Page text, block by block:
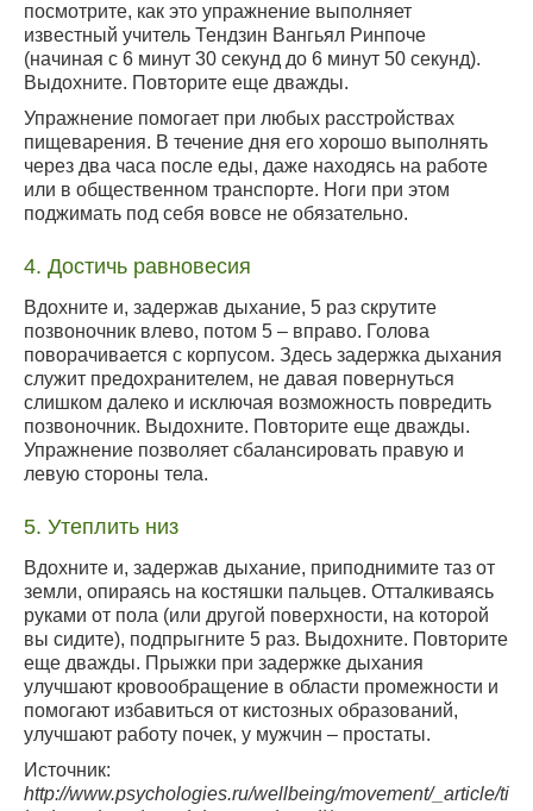
посмотрите, как это упражнение выполняет
известный учитель Тендзин Вангьял Ринпоче
(начиная с 6 минут 30 секунд до 6 минут 50 секунд).
Выдохните. Повторите еще дважды.
Упражнение помогает при любых расстройствах
пищеварения. В течение дня его хорошо выполнять
через два часа после еды, даже находясь на работе
или в общественном транспорте. Ноги при этом
поджимать под себя вовсе не обязательно.
4. Достичь равновесия
Вдохните и, задержав дыхание, 5 раз скрутите
позвоночник влево, потом 5 – вправо. Голова
поворачивается с корпусом. Здесь задержка дыхания
служит предохранителем, не давая повернуться
слишком далеко и исключая возможность повредить
позвоночник. Выдохните. Повторите еще дважды.
Упражнение позволяет сбалансировать правую и
левую стороны тела.
5. Утеплить низ
Вдохните и, задержав дыхание, приподнимите таз от
земли, опираясь на костяшки пальцев. Отталкиваясь
руками от пола (или другой поверхности, на которой
вы сидите), подпрыгните 5 раз. Выдохните. Повторите
еще дважды. Прыжки при задержке дыхания
улучшают кровообращение в области промежности и
помогают избавиться от кистозных образований,
улучшают работу почек, у мужчин – простаты.
Источник:
http://www.psychologies.ru/wellbeing/movement/_article/